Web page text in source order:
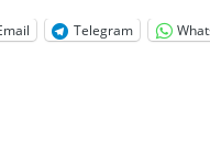
Telegram